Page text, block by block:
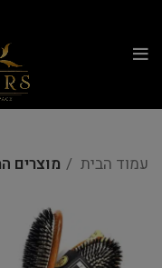
עמוד הבית מוצרים